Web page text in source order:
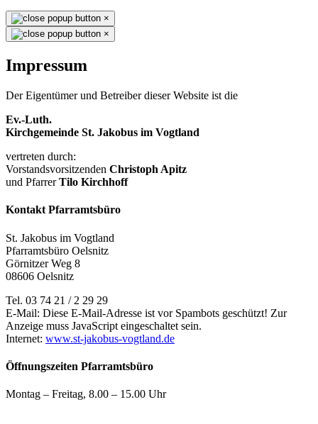
×
×
Impressum
Der Eigentümer und Betreiber dieser Website ist die
Ev.-Luth.
Kirchgemeinde St. Jakobus im Vogtland
vertreten durch:
Vorstandsvorsitzenden Christoph Apitz
und PfarrerTilo Kirchhoff
Kontakt Pfarramtsbüro
St. Jakobus im Vogtland
Pfarramtsbüro Oelsnitz
Görnitzer Weg 8
08606 Oelsnitz
Tel. 03 74 21 / 2 29 29
E-Mail: Diese E-Mail-Adresse ist vor Spambots geschützt! Zur
Anzeige muss JavaScript eingeschaltet sein.
Internet: www.st-jakobus-vogtland.de
Öffnungszeiten Pfarramtsbüro
Montag – Freitag, 8.00 – 15.00 Uhr